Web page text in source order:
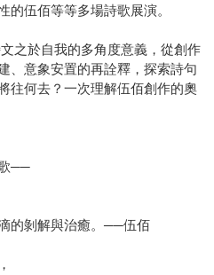
的伍佰等等多場詩歌展演。
之於自我的多角度意義，從創作
、意象安置的再詮釋，探索詩句
往何去？一次理解伍佰創作的奧
──
的剝解與治癒。──伍佰